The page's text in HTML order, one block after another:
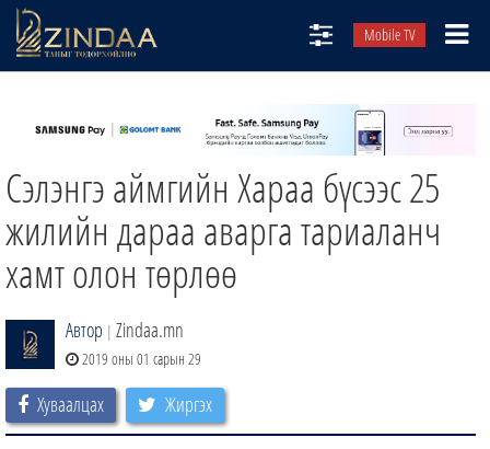
Mobile TV
ТВ8
ӨГЛӨӨНИЙ СОНИН
АУДИО ЗОХИОЛ
Сэлэнгэ аймгийн Хараа бүсээс 25
жилийн дараа аварга тариаланч
хамт олон төрлөө
Автор | Zindaa.mn
2019 оны 01 сарын 29
Хуваалцах Жиргэх